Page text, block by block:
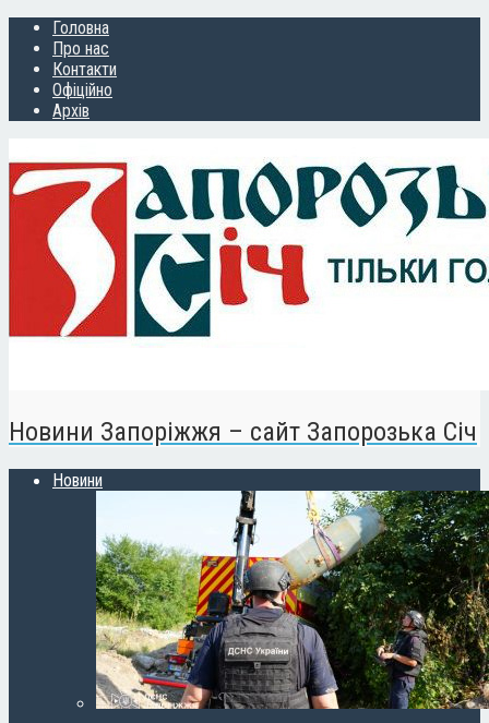
Головна
Про нас
Контакти
Офіційно
Архів
Новини Запоріжжя – сайт Запорозька Січ
Новини